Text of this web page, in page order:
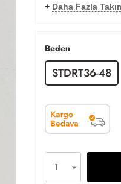
+ Daha Fazla
Beden
STDRT36-48